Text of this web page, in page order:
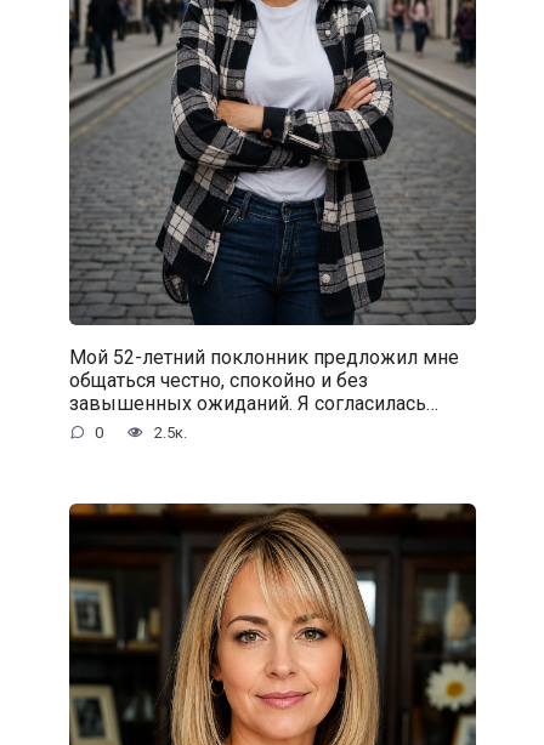
Мой 52-летний поклонник предложил мне
общаться честно, спокойно и без
завышенных ожиданий. Я согласилась…
0 2.5к.